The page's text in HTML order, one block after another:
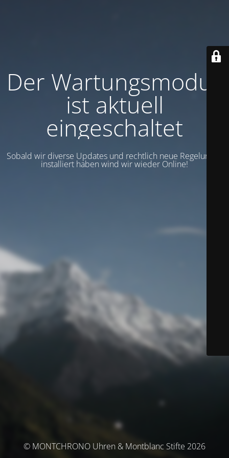
Der Wartungsmodus
ist aktuell
eingeschaltet
Sobald wir diverse Updates und rechtlich neue Regelungen
installiert haben wind wir wieder Online!
© MONTCHRONO Uhren & Montblanc Stifte 2026